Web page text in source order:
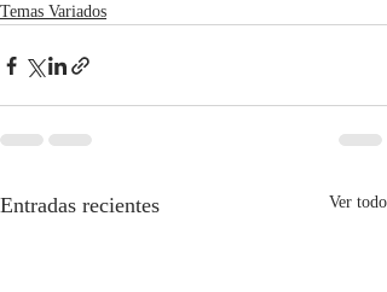
Temas Variados
Entradas recientes Ver todo